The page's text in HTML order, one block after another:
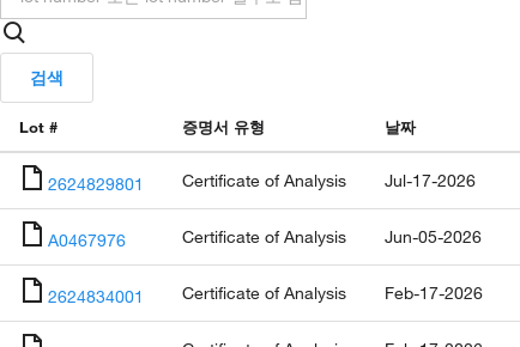
검색
Lot # 증명서 유형 날짜
2624829801 Certificate of Analysis Jul-17-2026
A0467976 Certificate of Analysis Jun-05-2026
2624834001 Certificate of Analysis Feb-17-2026